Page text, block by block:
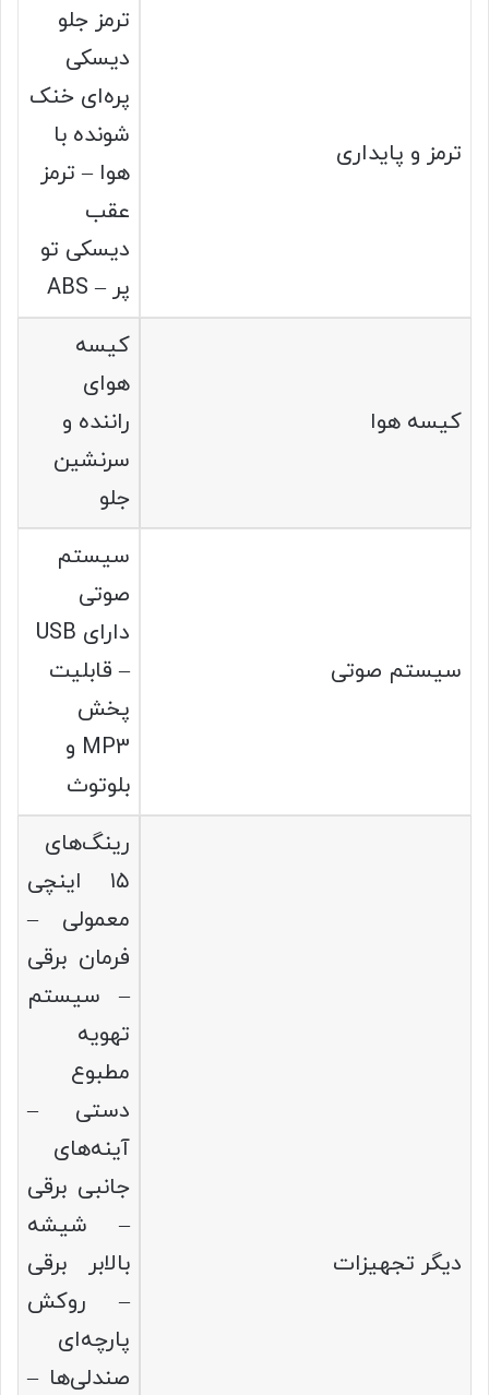
ترمز و پایداری
ترمز جلو
دیسکی
پره‌ای خنک
شونده با
هوا – ترمز
عقب
دیسکی تو
پر – ABS
کیسه هوا
کیسه
هوای
راننده و
سرنشین
جلو
سیستم صوتی
سیستم
صوتی
دارای USB
– قابلیت
پخش
MP3 و
بلوتوث
دیگر تجهیزات
رینگ‌های
۱۵ اینچی
معمولی –
فرمان برقی
– سیستم
تهویه
مطبوع
دستی –
آینه‌های
جانبی برقی
– شیشه
بالابر برقی
– روکش
پارچه‌ای
صندلی‌ها –